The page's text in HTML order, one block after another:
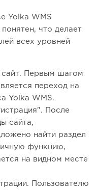
Yolka WMS
что делает
всех уровней
сайт. Первым шагом
переход на
Yolka WMS.
После
сайта,
найти раздел
функцию,
на видном месте
Пользователю